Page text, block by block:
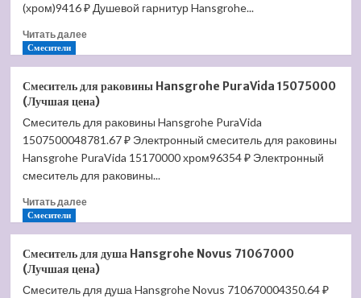
(хром)9416 ₽ Душевой гарнитур Hansgrohe...
Читать далееПрочитать
гарнитур
Hansgrohe
Crometta
85
Vario/Unica
(Лучшая
цена)
Смесители
Смеситель для раковины Hansgrohe PuraVida 15075000
(Лучшая цена)
Смеситель для раковины Hansgrohe PuraVida
1507500048781.67 ₽ Электронный смеситель для раковины
Hansgrohe PuraVida 15170000 хром96354 ₽ Электронный
смеситель для раковины...
Читать далееПрочитать
для
раковины
Hansgrohe
Смесители
Смеситель для душа Hansgrohe Novus 71067000
(Лучшая цена)
Смеситель для душа Hansgrohe Novus 710670004350.64 ₽